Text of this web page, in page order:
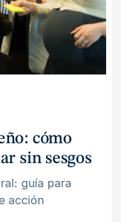
cómo
sin sesgos
guía para
acción